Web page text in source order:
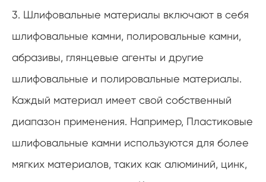
3. Шлифовальные материалы включают в себя
шлифовальные камни, полировальные камни,
абразивы, глянцевые агенты и другие
шлифовальные и полировальные материалы.
Каждый материал имеет свой собственный
диапазон применения. Например, Пластиковые
шлифовальные камни используются для более
мягких материалов, таких как алюминий, цинк,